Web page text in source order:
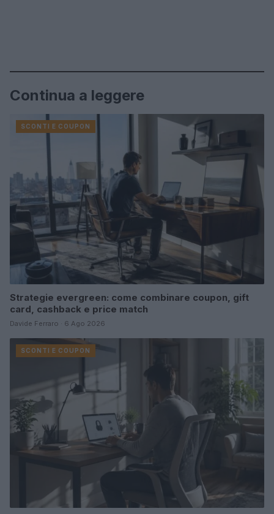
Continua a leggere
SCONTI E COUPON
Strategie evergreen: come combinare coupon, gift
card, cashback e price match
Davide Ferraro · 6 Ago 2026
SCONTI E COUPON